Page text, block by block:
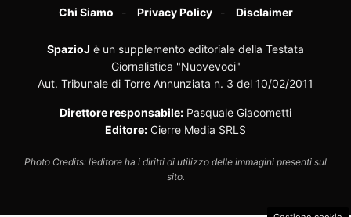
Chi Siamo Privacy Policy Disclaimer
SpazioJ è un supplemento editoriale della Testata
Giornalistica "Nuovevoci"
Aut. Tribunale di Torre Annunziata n. 3 del 10/02/2011
Direttore responsabile: Pasquale Giacometti
Editore: Cierre Media SRLS
Photo Credits: l’editore ha i diritti di utilizzo delle immagini presenti sul
sito.